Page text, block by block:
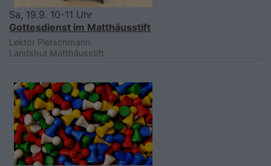
Sa, 19.9. 10-11 Uhr
Gottesdienst im Matthäusstift
Lektor Pietschmann
Landshut Matthäusstift